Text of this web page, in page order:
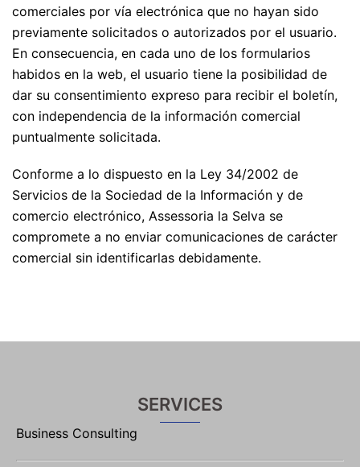
comerciales por vía electrónica que no hayan sido
previamente solicitados o autorizados por el usuario.
En consecuencia, en cada uno de los formularios
habidos en la web, el usuario tiene la posibilidad de
dar su consentimiento expreso para recibir el boletín,
con independencia de la información comercial
puntualmente solicitada.
Conforme a lo dispuesto en la Ley 34/2002 de
Servicios de la Sociedad de la Información y de
comercio electrónico, Assessoria la Selva se
compromete a no enviar comunicaciones de carácter
comercial sin identificarlas debidamente.
SERVICES
Business Consulting